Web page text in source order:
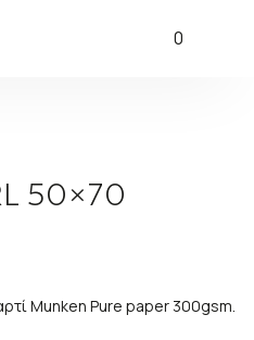
0
50×70
Munken Pure paper 300gsm.